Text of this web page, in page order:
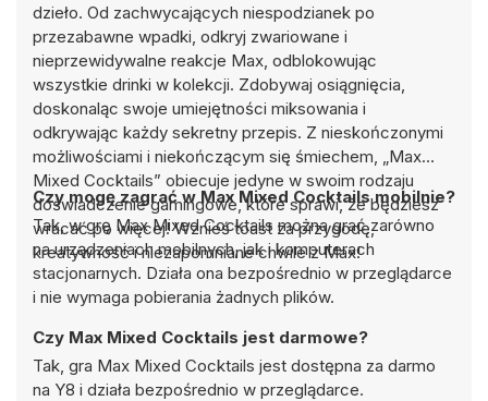
dzieło. Od zachwycających niespodzianek po
przezabawne wpadki, odkryj zwariowane i
nieprzewidywalne reakcje Max, odblokowując
wszystkie drinki w kolekcji. Zdobywaj osiągnięcia,
doskonaląc swoje umiejętności miksowania i
odkrywając każdy sekretny przepis. Z nieskończonymi
możliwościami i niekończącym się śmiechem, „Max
Mixed Cocktails” obiecuje jedyne w swoim rodzaju
doświadczenie gamingowe, które sprawi, że będziesz
wracać po więcej! Wznieś toast za przygodę,
kreatywność i niezapomniane chwile z Max!
Czy mogę zagrać w Max Mixed Cocktails mobilnie?
Tak, w grę Max Mixed Cocktails można grać zarówno
na urządzeniach mobilnych, jak i komputerach
stacjonarnych. Działa ona bezpośrednio w przeglądarce
i nie wymaga pobierania żadnych plików.
Czy Max Mixed Cocktails jest darmowe?
Tak, gra Max Mixed Cocktails jest dostępna za darmo
na Y8 i działa bezpośrednio w przeglądarce.